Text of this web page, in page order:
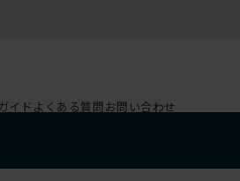
イド よくある質問お問い合わせ